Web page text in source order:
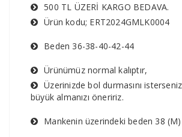
500 TL ÜZERİ KARGO BEDAVA.
Ürün kodu; ERT2024GMLK0004
Beden 36-38-40-42-44
Ürünümüz normal kalıptır,
Üzerinizde bol durmasını
büyük almanızı öneririz.
Mankenin üzerindeki beden 38